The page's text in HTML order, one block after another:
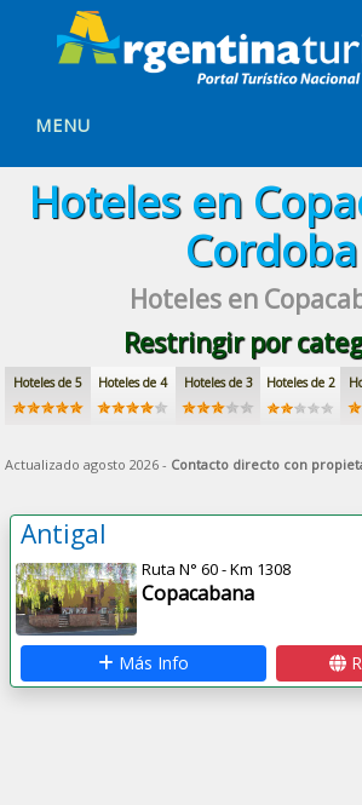
MENU
Hoteles en
Cordoba
Hoteles en
Restringir por
Hoteles de 5 Hoteles de 4 Hoteles de 3 Hoteles de 2
Actualizado agosto 2026 - Contacto directo con
Antigal
Ruta N° 60 - Km 1308
Copacabana
Más Info